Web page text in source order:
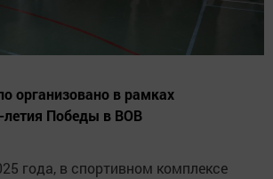
организовано в рамках
летия Победы в ВОВ
года, в спортивном комплексе